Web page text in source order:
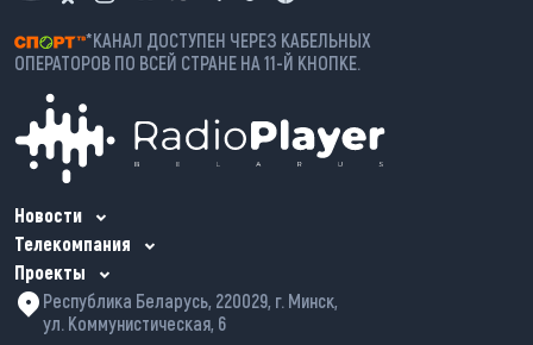
*КАНАЛ ДОСТУПЕН ЧЕРЕЗ КАБЕЛЬНЫХ
ОПЕРАТОРОВ ПО ВСЕЙ СТРАНЕ НА 11-Й КНОПКЕ.
Новости
Телекомпания
Проекты
Республика Беларусь, 220029, г. Минск,
ул. Коммунистическая, 6